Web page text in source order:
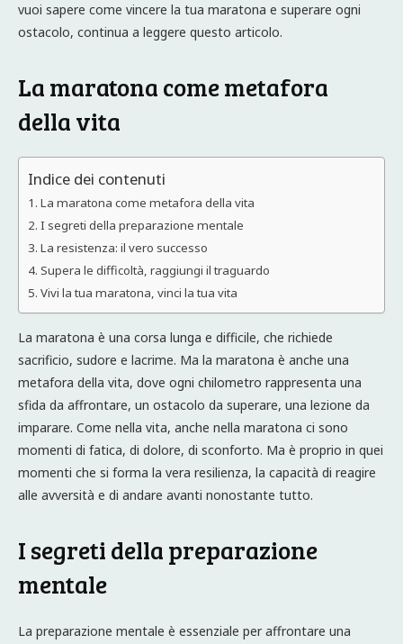
vuoi sapere come vincere la tua maratona e superare ogni
ostacolo, continua a leggere questo articolo.
La maratona come metafora
della vita
Indice dei contenuti
La maratona come metafora della vita
I segreti della preparazione mentale
La resistenza: il vero successo
Supera le difficoltà, raggiungi il traguardo
Vivi la tua maratona, vinci la tua vita
La maratona è una corsa lunga e difficile, che richiede
sacrificio, sudore e lacrime. Ma la maratona è anche una
metafora della vita, dove ogni chilometro rappresenta una
sfida da affrontare, un ostacolo da superare, una lezione da
imparare. Come nella vita, anche nella maratona ci sono
momenti di fatica, di dolore, di sconforto. Ma è proprio in quei
momenti che si forma la vera resilienza, la capacità di reagire
alle avversità e di andare avanti nonostante tutto.
I segreti della preparazione
mentale
La preparazione mentale è essenziale per affrontare una